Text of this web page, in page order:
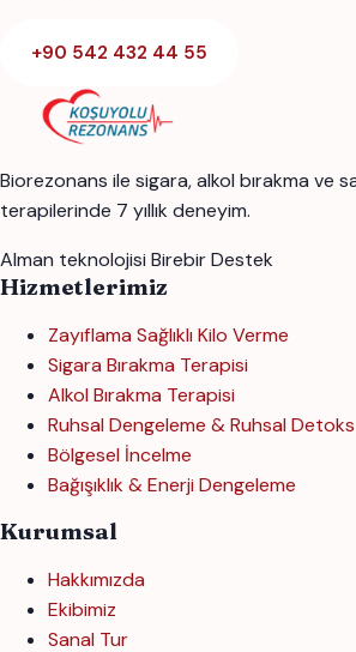
+90 542 432 44 55
Biorezonans ile sigara, alkol bırakma ve
terapilerinde 7 yıllık deneyim.
Alman teknolojisi Birebir Destek
Hizmetlerimiz
Zayıflama Sağlıklı Kilo Verme
Sigara Bırakma Terapisi
Alkol Bırakma Terapisi
Ruhsal Dengeleme & Ruhsal Detoks
Bölgesel İncelme
Bağışıklık & Enerji Dengeleme
Kurumsal
Hakkımızda
Ekibimiz
Sanal Tur